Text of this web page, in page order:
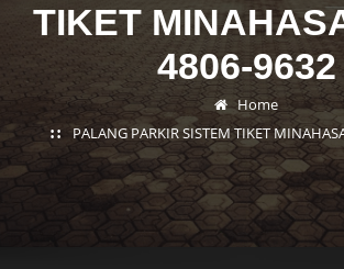
TIKET
4806-9632
Home
PALANG PARKIR SISTEM TIKET